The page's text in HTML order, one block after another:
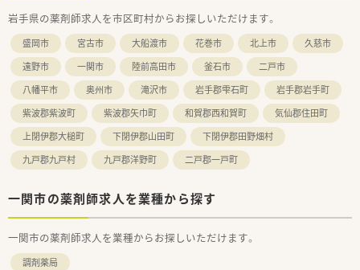
スを重視しながら長く腰を据えて働きたい方に最適です。
岩手県の薬剤師求人を市区町村からお探しいただけます。
盛岡市 宮古市 大船渡市 花巻市 北上市
久慈市
遠野市
一関市 陸前高田市 釜石市
二戸市
八幡平市
奥州市 滝沢市 岩手郡雫石町
岩手郡岩手町
紫波郡紫波町
紫波郡矢巾町 和賀郡西和賀町
気仙郡住田町
上閉伊郡大槌町
下閉伊郡山田町
下閉伊郡田野畑村
九戸郡九戸村
九戸郡洋野町 二戸郡一戸町
一関市の薬剤師求人を業種から探す
一関市の薬剤師求人を業種からお探しいただけます。
調剤薬局